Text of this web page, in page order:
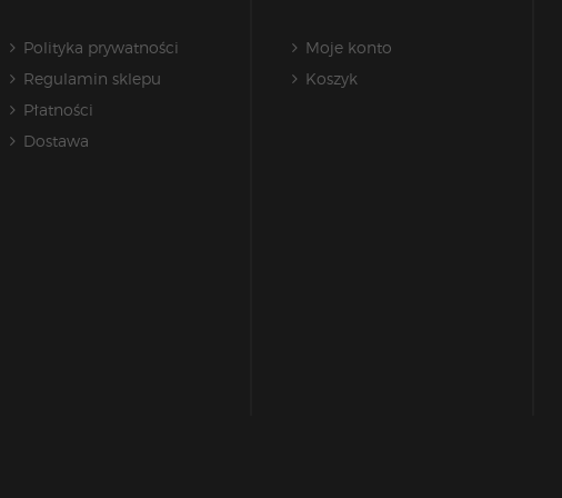
Polityka prywatności
Regulamin sklepu
Płatności
Dostawa
Moje konto
Koszyk